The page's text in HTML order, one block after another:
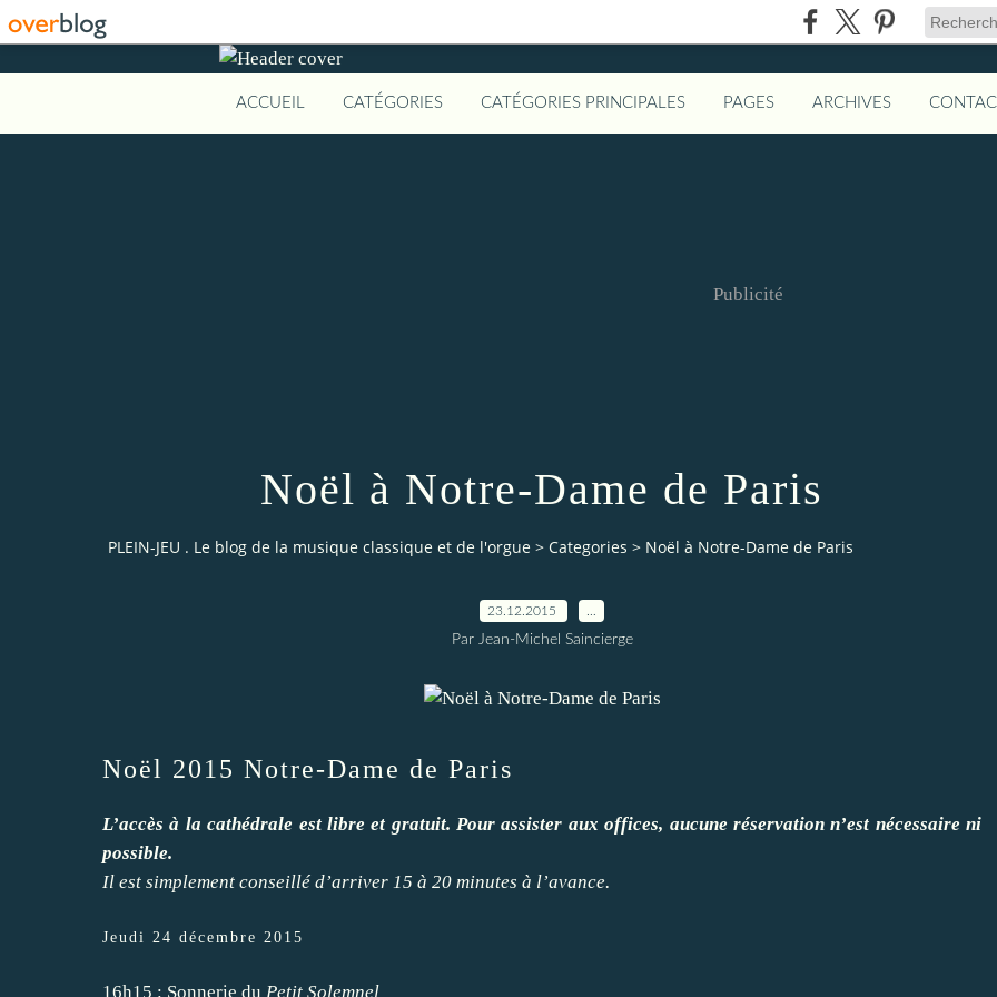
ACCUEIL CATÉGORIES CATÉGORIES PRINCIPALES PAGES ARCHIVES
Publicité
Noël à Notre-Dame de Paris
PLEIN-JEU . Le blog de la musique classique et de l'orgue > Categories > Noël à Notre-Dame de Paris
23.12.2015
Par Jean-Michel Saincierge
Noël 2015 Notre-Dame de Paris
L’accès à la cathédrale est libre et gratuit. Pour assister aux offices, aucune réservation n’est nécessaire ni
possible.
Il est simplement conseillé d’arriver 15 à 20 minutes à l’avance.
Jeudi 24 décembre 2015
16h15 : Sonnerie du Petit Solemnel